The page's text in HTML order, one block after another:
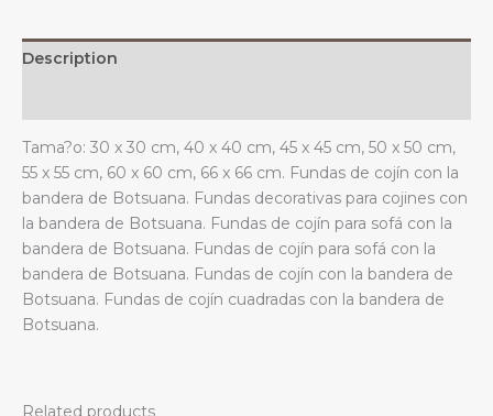
quantity
Description
Tama?o: 30 x 30 cm, 40 x 40 cm, 45 x 45 cm, 50 x 50 cm,
55 x 55 cm, 60 x 60 cm, 66 x 66 cm. Fundas de cojín con la
bandera de Botsuana. Fundas decorativas para cojines con
la bandera de Botsuana. Fundas de cojín para sofá con la
bandera de Botsuana. Fundas de cojín para sofá con la
bandera de Botsuana. Fundas de cojín con la bandera de
Botsuana. Fundas de cojín cuadradas con la bandera de
Botsuana.
Related products